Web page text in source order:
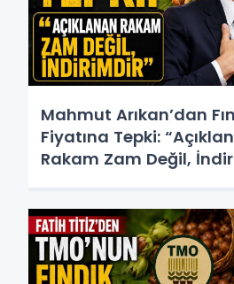
Mahmut Arıkan’dan
Fiyatına Tepki:
Rakam Zam Değil,